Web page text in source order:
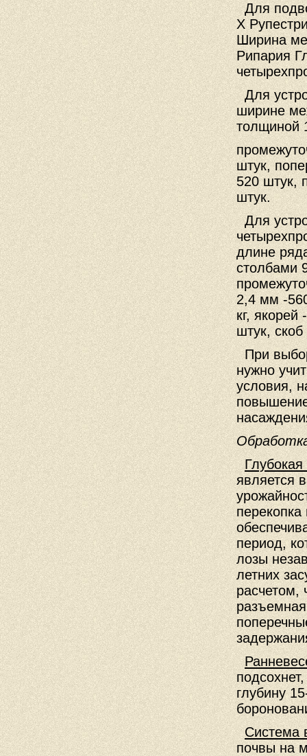
Для
X
Ширина
Рипария
Для
ширине
толщиной
штук,
520 штук,
штук.
Для
длине
столбами
2,4 мм -
кг,
штук,
При
нужно
условия,
является
период,
лозы
летних
расчетом,
глубину
Система
почвы на